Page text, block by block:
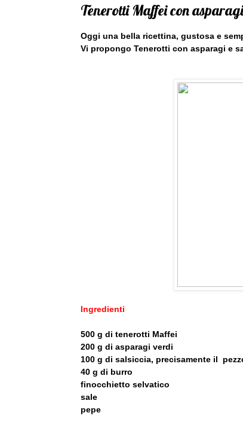
Tenerotti Maffei con
Oggi una bella ricettina, gustosa e
Vi propongo Tenerotti con asparagi e
Ingredienti
500 g di tenerotti Maffei
200 g di asparagi verdi
100 g di salsiccia, precisamente il
40 g di burro
finocchietto selvatico
sale
pepe